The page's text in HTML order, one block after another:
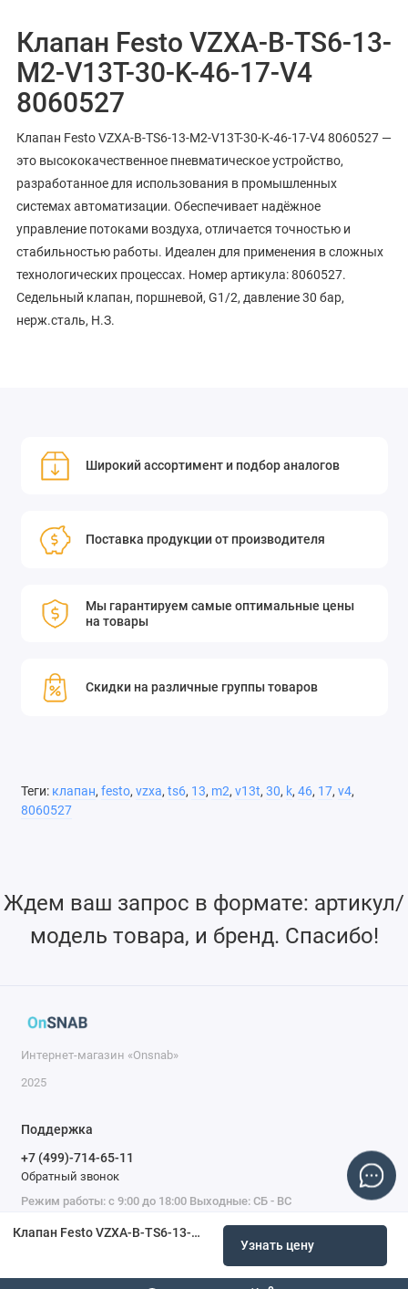
Клапан Festo VZXA-B-TS6-13-M2-V13T-30-K-46-17-V4 8060527
Узнать цену
Клапан Festo VZXA-B-TS6-13-
M2-V13T-30-K-46-17-V4
8060527
Клапан Festo VZXA-B-TS6-13-M2-V13T-30-K-46-17-V4 8060527 —
это высококачественное пневматическое устройство,
разработанное для использования в промышленных
системах автоматизации. Обеспечивает надёжное
управление потоками воздуха, отличается точностью и
стабильностью работы. Идеален для применения в сложных
технологических процессах. Номер артикула: 8060527.
Седельный клапан, поршневой, G1/2, давление 30 бар,
нерж.сталь, Н.З.
Широкий ассортимент и подбор аналогов
Поставка продукции от производителя
Мы гарантируем самые оптимальные цены
на товары
Скидки на различные группы товаров
Теги: клапан, festo, vzxa, ts6, 13, m2, v13t, 30, k, 46, 17, v4,
8060527
Ждем ваш запрос в формате: артикул/
модель товара, и бренд. Спасибо!
Интернет-магазин «Onsnab»
2025
Поддержка
+7 (499)-714-65-11
Обратный звонок
Режим работы: с 9:00 до 18:00 Выходные: СБ - ВС